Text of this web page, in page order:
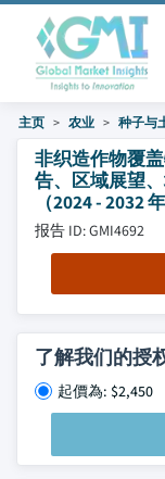
主页 农业 种子与
非织造作物覆
告、区域展望
（2024 - 2032 年
报告 ID: GMI4692
了解我们的授
起價為: $2,450